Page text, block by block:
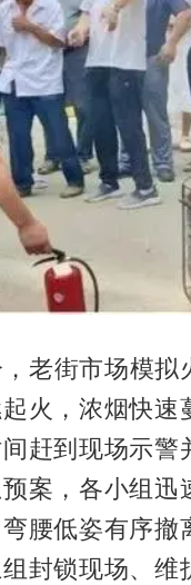
老街市场模
火，浓烟快
赶到现场示
案，各小组
腰低姿有序
封锁现场、